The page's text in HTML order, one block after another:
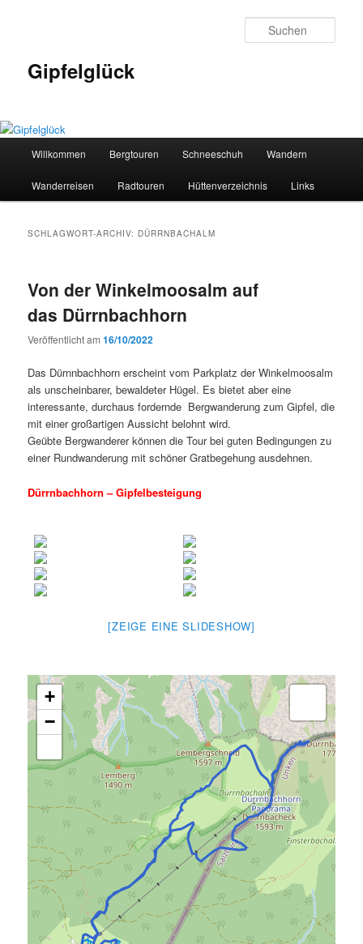
Gipfelglück
Willkommen Bergtouren Schneeschuh Wandern
Wanderreisen Radtouren Hüttenverzeichnis Links
SCHLAGWORT-ARCHIV: DÜRRNBACHALM
Von der Winkelmoosalm auf
das Dürrnbachhorn
Veröffentlicht am16/10/2022
Das Dürnnbachhorn erscheint vom Parkplatz der Winkelmoosalm
als unscheinbarer, bewaldeter Hügel. Es bietet aber eine
interessante, durchaus fordernde Bergwanderung zum Gipfel, die
mit einer großartigen Aussicht belohnt wird.
Geübte Bergwanderer können die Tour bei guten Bedingungen zu
einer Rundwanderung mit schöner Gratbegehung ausdehnen.
Dürrnbachhorn – Gipfelbesteigung
[ZEIGE EINE SLIDESHOW]
+
−